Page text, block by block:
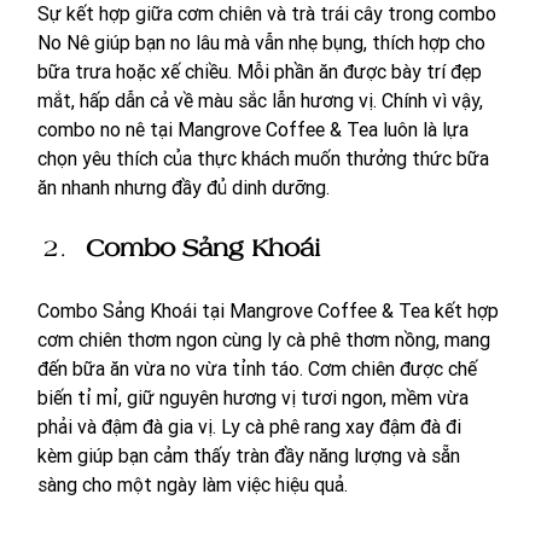
Sự kết hợp giữa cơm chiên và trà trái cây trong combo
No Nê giúp bạn no lâu mà vẫn nhẹ bụng, thích hợp cho
bữa trưa hoặc xế chiều. Mỗi phần ăn được bày trí đẹp
mắt, hấp dẫn cả về màu sắc lẫn hương vị. Chính vì vậy,
combo no nê tại Mangrove Coffee & Tea luôn là lựa
chọn yêu thích của thực khách muốn thưởng thức bữa
ăn nhanh nhưng đầy đủ dinh dưỡng.
Combo Sảng Khoái
Combo Sảng Khoái tại Mangrove Coffee & Tea kết hợp
cơm chiên thơm ngon cùng ly cà phê thơm nồng, mang
đến bữa ăn vừa no vừa tỉnh táo. Cơm chiên được chế
biến tỉ mỉ, giữ nguyên hương vị tươi ngon, mềm vừa
phải và đậm đà gia vị. Ly cà phê rang xay đậm đà đi
kèm giúp bạn cảm thấy tràn đầy năng lượng và sẵn
sàng cho một ngày làm việc hiệu quả.